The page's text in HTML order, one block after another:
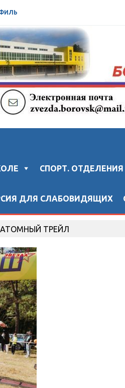
"ЗВЕЗДА"
спортивной школы
СПОРТ. ОТДЕЛЕНИЯ
ДЛЯ СЛАБОВИДЯЩИХ
ТРЕЙЛ